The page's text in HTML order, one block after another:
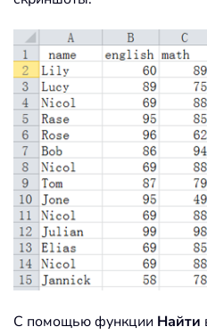
С помощью функции Найти